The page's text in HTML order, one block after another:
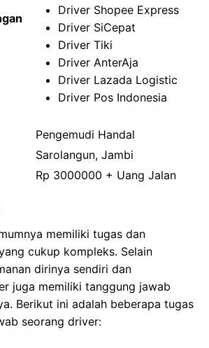
Driver Shopee Express
Driver SiCepat
Driver Tiki
Driver AnterAja
Driver Lazada Logistic
Driver Pos Indonesia
Pengemudi Handal
Sarolangun, Jambi
Rp 3000000 + Uang Jalan
memiliki tugas dan
cukup kompleks. Selain
dirinya sendiri dan
juga memiliki tanggung jawab
Berikut ini adalah beberapa tugas
seorang driver: